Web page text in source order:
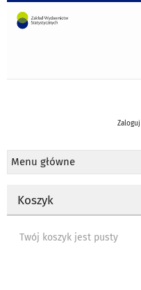
Zaloguj
Menu główne
Koszyk
Twój koszyk jest pusty